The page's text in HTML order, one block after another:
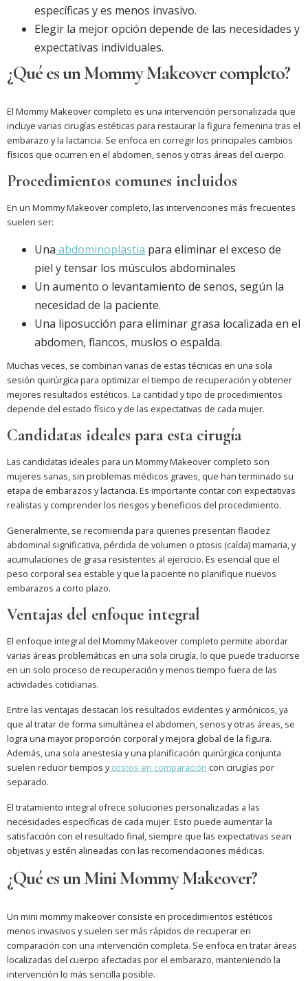
específicas y es menos invasivo.
Elegir la mejor opción depende de las necesidades y
expectativas individuales.
¿Qué es un Mommy Makeover completo?
El Mommy Makeover completo es una intervención personalizada que
incluye varias cirugías estéticas para restaurar la figura femenina tras el
embarazo y la lactancia. Se enfoca en corregir los principales cambios
físicos que ocurren en el abdomen, senos y otras áreas del cuerpo.
Procedimientos comunes incluidos
En un Mommy Makeover completo, las intervenciones más frecuentes
suelen ser:
Una abdominoplastia para eliminar el exceso de
piel y tensar los músculos abdominales
Un aumento o levantamiento de senos, según la
necesidad de la paciente.
Una liposucción para eliminar grasa localizada en el
abdomen, flancos, muslos o espalda.
Muchas veces, se combinan varias de estas técnicas en una sola
sesión quirúrgica para optimizar el tiempo de recuperación y obtener
mejores resultados estéticos. La cantidad y tipo de procedimientos
depende del estado físico y de las expectativas de cada mujer.
Candidatas ideales para esta cirugía
Las candidatas ideales para un Mommy Makeover completo son
mujeres sanas, sin problemas médicos graves, que han terminado su
etapa de embarazos y lactancia. Es importante contar con expectativas
realistas y comprender los riesgos y beneficios del procedimiento.
Generalmente, se recomienda para quienes presentan flacidez
abdominal significativa, pérdida de volumen o ptosis (caída) mamaria, y
acumulaciones de grasa resistentes al ejercicio. Es esencial que el
peso corporal sea estable y que la paciente no planifique nuevos
embarazos a corto plazo.
Ventajas del enfoque integral
El enfoque integral del Mommy Makeover completo permite abordar
varias áreas problemáticas en una sola cirugía, lo que puede traducirse
en un solo proceso de recuperación y menos tiempo fuera de las
actividades cotidianas.
Entre las ventajas destacan los resultados evidentes y armónicos, ya
que al tratar de forma simultánea el abdomen, senos y otras áreas, se
logra una mayor proporción corporal y mejora global de la figura.
Además, una sola anestesia y una planificación quirúrgica conjunta
suelen reducir tiempos ycostos en comparación con cirugías por
separado.
El tratamiento integral ofrece soluciones personalizadas a las
necesidades específicas de cada mujer. Esto puede aumentar la
satisfacción con el resultado final, siempre que las expectativas sean
objetivas y estén alineadas con las recomendaciones médicas.
¿Qué es un Mini Mommy Makeover?
Un mini mommy makeover consiste en procedimientos estéticos
menos invasivos y suelen ser más rápidos de recuperar en
comparación con una intervención completa. Se enfoca en tratar áreas
localizadas del cuerpo afectadas por el embarazo, manteniendo la
intervención lo más sencilla posible.